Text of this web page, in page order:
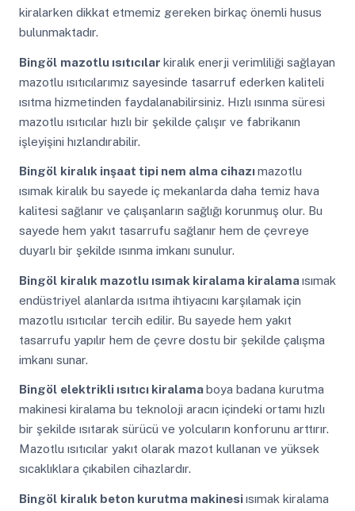
kiralarken dikkat etmemiz gereken birkaç önemli husus
bulunmaktadır.
Bingöl mazotlu ısıtıcılar kiralık enerji verimliliği sağlayan
mazotlu ısıtıcılarımız sayesinde tasarruf ederken kaliteli
ısıtma hizmetinden faydalanabilirsiniz. Hızlı ısınma süresi
mazotlu ısıtıcılar hızlı bir şekilde çalışır ve fabrikanın
işleyişini hızlandırabilir.
Bingöl kiralık inşaat tipi nem alma cihazımazotlu
ısımak kiralık bu sayede iç mekanlarda daha temiz hava
kalitesi sağlanır ve çalışanların sağlığı korunmuş olur. Bu
sayede hem yakıt tasarrufu sağlanır hem de çevreye
duyarlı bir şekilde ısınma imkanı sunulur.
Bingöl kiralık mazotlu ısımak kiralama kiralamaısımak
endüstriyel alanlarda ısıtma ihtiyacını karşılamak için
mazotlu ısıtıcılar tercih edilir. Bu sayede hem yakıt
tasarrufu yapılır hem de çevre dostu bir şekilde çalışma
imkanı sunar.
Bingöl elektrikli ısıtıcı kiralamaboya badana kurutma
makinesi kiralama bu teknoloji aracın içindeki ortamı hızlı
bir şekilde ısıtarak sürücü ve yolcuların konforunu arttırır.
Mazotlu ısıtıcılar yakıt olarak mazot kullanan ve yüksek
sıcaklıklara çıkabilen cihazlardır.
Bingöl kiralık beton kurutma makinesiısımak kiralama